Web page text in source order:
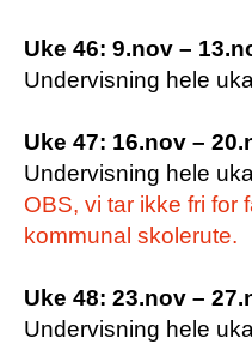
Uke 46: 9.nov –
Undervisning hele
Uke 47: 16.nov –
Undervisning hele
OBS, vi tar ikke fri for
kommunal skolerute.
Uke 48: 23.nov –
Undervisning hele